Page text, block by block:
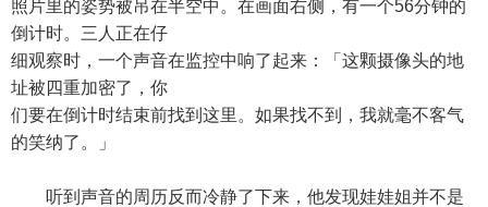
照片里的姿势被吊在半空中。在画面右侧，有一个56分钟的
倒计时。三人正在仔
细观察时，一个声音在监控中响了起来：「这颗摄像头的地
址被四重加密了，你
们要在倒计时结束前找到这里。如果找不到，我就毫不客气
的笑纳了。」
听到声音的周历反而冷静了下来，他发现娃娃姐并不是